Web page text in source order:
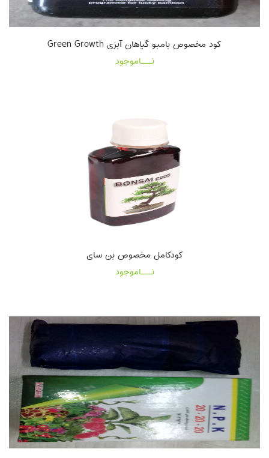
کود مخصوص بامبو گیاهان آبزی Green Growth
نـــاموجود
کودکامل مخصوص بن سای
نـــاموجود